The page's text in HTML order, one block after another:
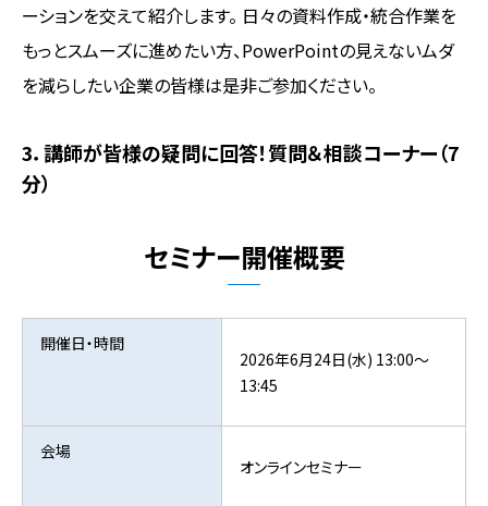
ーションを交えて紹介します。 日々の資料作成・統合作業を
もっとスムーズに進めたい方、PowerPointの見えないムダ
を減らしたい企業の皆様は是非ご参加ください。
3．講師が皆様の疑問に回答！質問＆相談コーナー（7
分）
セミナー開催概要
開催日・時間
2026年6月24日(水) 13:00～
13:45
会場
オンラインセミナー